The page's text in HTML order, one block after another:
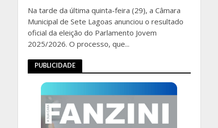
Na tarde da última quinta-feira (29), a Câmara
Municipal de Sete Lagoas anunciou o resultado
oficial da eleição do Parlamento Jovem
2025/2026. O processo, que...
PUBLICIDADE